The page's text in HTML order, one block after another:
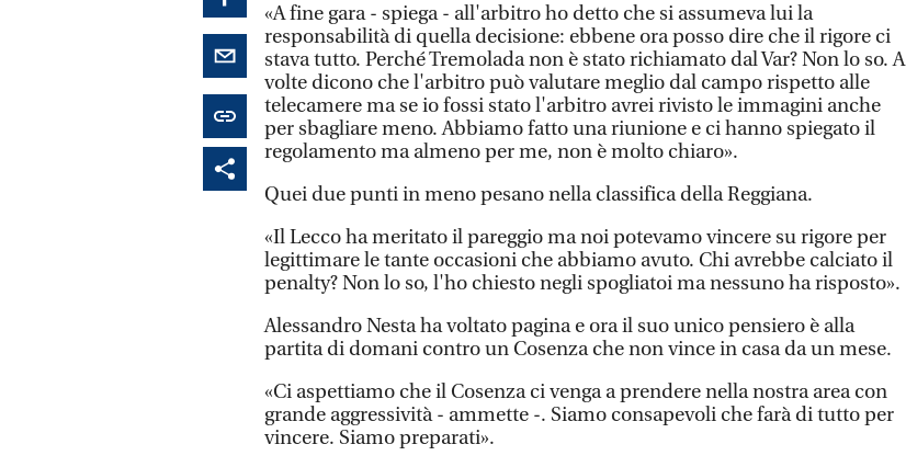
«A fine gara - spiega - all'arbitro ho detto che si assumeva lui la
responsabilità di quella decisione: ebbene ora posso dire che il rigore ci
stava tutto. Perché Tremolada non è stato richiamato dal Var? Non lo so. A
volte dicono che l'arbitro può valutare meglio dal campo rispetto alle
telecamere ma se io fossi stato l'arbitro avrei rivisto le immagini anche
per sbagliare meno. Abbiamo fatto una riunione e ci hanno spiegato il
regolamento ma almeno per me, non è molto chiaro».
Quei due punti in meno pesano nella classifica della Reggiana.
«Il Lecco ha meritato il pareggio ma noi potevamo vincere su rigore per
legittimare le tante occasioni che abbiamo avuto. Chi avrebbe calciato il
penalty? Non lo so, l'ho chiesto negli spogliatoi ma nessuno ha risposto».
Alessandro Nesta ha voltato pagina e ora il suo unico pensiero è alla
partita di domani contro un Cosenza che non vince in casa da un mese.
«Ci aspettiamo che il Cosenza ci venga a prendere nella nostra area con
grande aggressività - ammette -. Siamo consapevoli che farà di tutto per
vincere. Siamo preparati».